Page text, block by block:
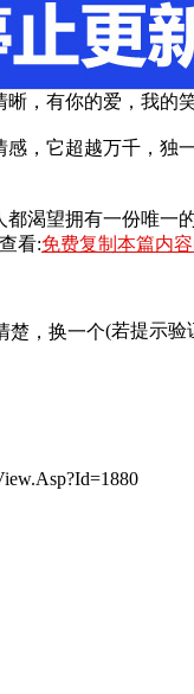
晰，有你的爱，我
感，它超越万千，
都渴望拥有一份唯
看:免费复制本篇内
(若提示